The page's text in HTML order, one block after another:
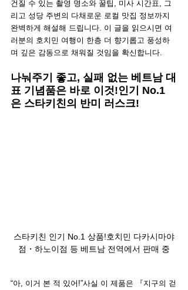
건질 수 있는 촬영 명소와 꿀팁, 미사 시간표, 그
리고 성당 주변의 다채로운 로컬 맛집 정보까지
완벽하게 해설해 드립니다. 이 글을 읽으시면 여
러분의 호치민 여행이 한층 더 향기롭고 풍성하
며 깊은 감동으로 채워질 것임을 확신합니다.
나눠주기 좋고, 실패 없는 베트남 대
표 기념품은 바로 이것!인기 No.1
은 스타키친의 반미 러스크!
스타키친 인기 No.1 상품!호치민 다카시마야
점・하노이점 등 베트남 전역에서 판매 중
“아, 이거 본 적 있어!”사실 이 제품은 『지구의 걷